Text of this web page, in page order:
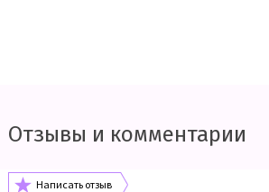
Отзывы и комментарии
Написать отзыв